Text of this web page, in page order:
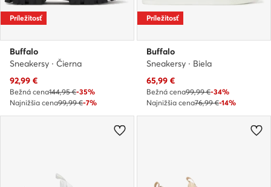
Príležitosť
Buffalo
Sneakersy · Čierna
Aktuálna cena
92,99 €
Bežná cena144,95 €-35%
Najnižšia cena99,99 €-7%
Príležitosť
Buffalo
Sneakersy · Biela
Aktuálna cena
65,99 €
Bežná cena99,99 €-34%
Najnižšia cena76,99 €-14%